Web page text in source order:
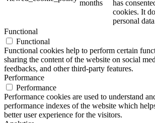
months
has
cookies. It
personal
Functional
Functional
Functional cookies help to perform certain
sharing the content of the website on social
feedbacks, and other third-party features.
Performance
Performance
Performance cookies are used to understand
performance indexes of the website which
better user experience for the visitors.